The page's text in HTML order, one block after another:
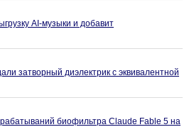
AI-музыки и добавит
затворный диэлектрик с эквивалентной
биофильтра Claude Fable 5 на